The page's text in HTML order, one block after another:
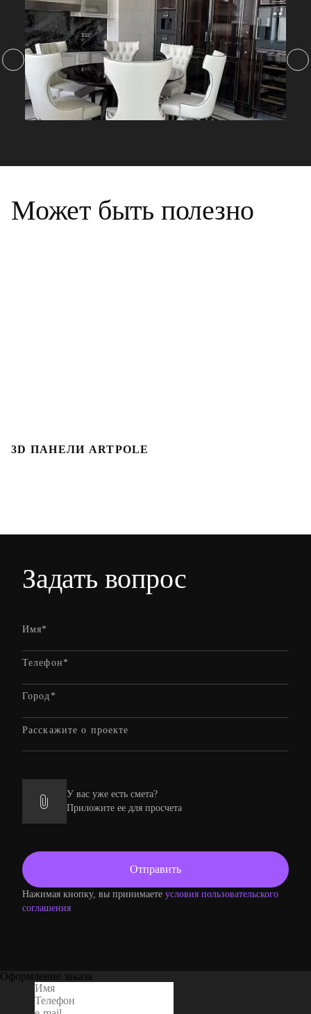
Может быть полезно
3D ПАНЕЛИ ARTPOLE
Задать вопрос
У вас уже есть смета?
Приложите ее для просчета
Нажимая кнопку, вы принимаете условия пользовательского
соглашения
Оформление заказа